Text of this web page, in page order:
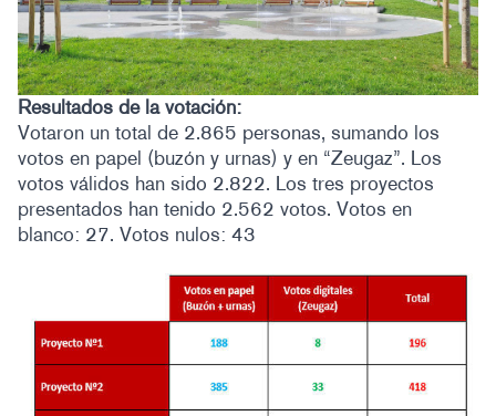
Resultados de la votación:
Votaron un total de 2.865 personas, sumando los
votos en papel (buzón y urnas) y en “Zeugaz”. Los
votos válidos han sido 2.822. Los tres proyectos
presentados han tenido 2.562 votos. Votos en
blanco: 27. Votos nulos: 43